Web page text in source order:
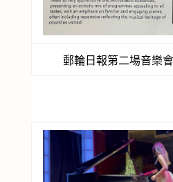
郵輪日報第二場音樂